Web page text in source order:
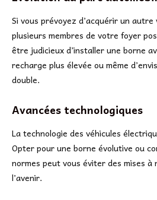
Si vous prévoyez d’acquérir un
plusieurs membres de votre foyer
être judicieux d’installer une borne
recharge plus élevée ou même
double.
Avancées technologiques
La technologie des véhicules
Opter pour une borne évolutive ou
normes peut vous éviter des mises à
l’avenir.